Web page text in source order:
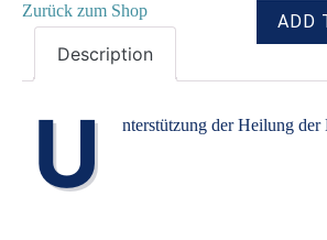
Zurück zum Shop
Description
U nterstützung der Heilung der